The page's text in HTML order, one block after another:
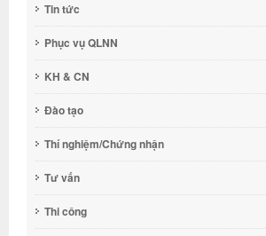
Tin tức
Phục vụ QLNN
KH & CN
Đào tạo
Thí nghiệm/Chứng nhận
Tư vấn
Thi công